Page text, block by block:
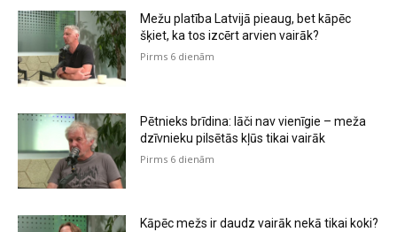
Mežu platība Latvijā pieaug, bet kāpēc
šķiet, ka tos izcērt arvien vairāk?
Pirms 6 dienām
Pētnieks brīdina: lāči nav vienīgie – meža
dzīvnieku pilsētās kļūs tikai vairāk
Pirms 6 dienām
Kāpēc mežs ir daudz vairāk nekā tikai koki?